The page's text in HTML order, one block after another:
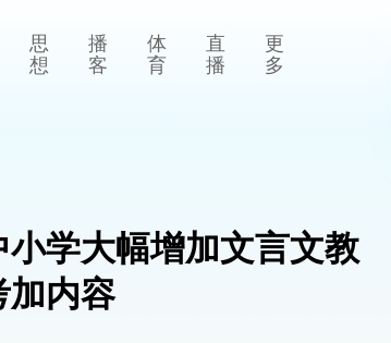
思
想
播
客
体
育
直
播
更
多
学大幅增加文言文教
加内容